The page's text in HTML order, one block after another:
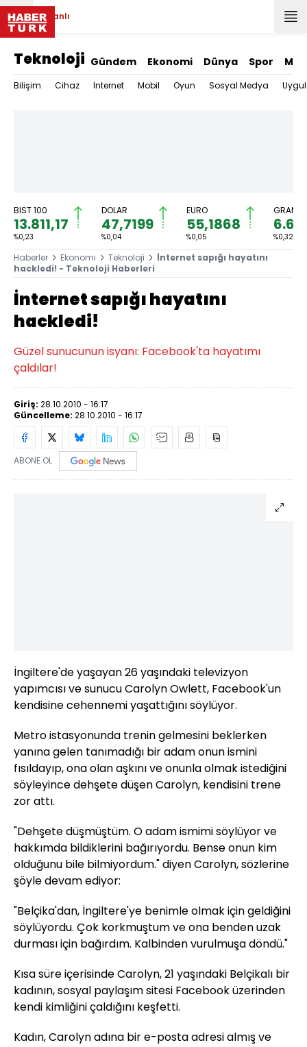
Canlı
Teknoloji Gündem Ekonomi Dünya Spor
Bilişim Cihaz İnternet Mobil Oyun Sosyal Medya
BIST 100
13.811,17
%0,23
DOLAR
47,7199
%0,04
EURO
55,1868
%0,05
GRAM
%0,32
Haberler Ekonomi Teknoloji
İnternet sapığı hayatını
hackledi! - Teknoloji Haberleri
İnternet sapığı hayatını
hackledi!
Güzel sunucunun isyanı: Facebook'ta hayatımı
çaldılar!
Giriş: 28.10.2010 - 16:17
Güncelleme: 28.10.2010 - 16:17
ABONE OL
İngiltere'de yaşayan 26 yaşındaki televizyon
yapımcısı ve sunucu Carolyn Owlett, Facebook'un
kendisine cehennemi yaşattığını söylüyor.
Metro istasyonunda trenin gelmesini beklerken
yanına gelen tanımadığı bir adam onun ismini
fısıldayıp, ona olan aşkını ve onunla olmak istediğini
söyleyince dehşete düşen Carolyn, kendisini trene
zor attı.
"Dehşete düşmüştüm. O adam ismimi söylüyor ve
hakkımda bildiklerini bağırıyordu. Bense onun kim
olduğunu bile bilmiyordum." diyen Carolyn, sözlerine
şöyle devam ediyor:
"Belçika'dan, İngiltere'ye benimle olmak için geldiğini
söylüyordu. Çok korkmuştum ve ona benden uzak
durması için bağırdım. Kalbinden vurulmuşa döndü."
Kısa süre içerisinde Carolyn, 21 yaşındaki Belçikalı bir
kadının, sosyal paylaşım sitesi Facebook üzerinden
kendi kimliğini çaldığını keşfetti.
Kadın, Carolyn adına bir e-posta adresi almış ve